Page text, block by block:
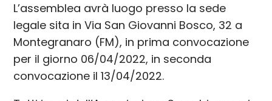
L’assemblea avrà luogo presso la sede
legale sita in Via San Giovanni Bosco, 32 a
Montegranaro (FM), in prima convocazione
per il giorno 06/04/2022, in seconda
convocazione il 13/04/2022.